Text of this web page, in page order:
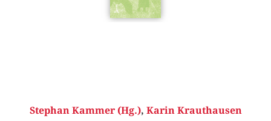
Stephan Kammer (Hg.), Karin Krauthausen